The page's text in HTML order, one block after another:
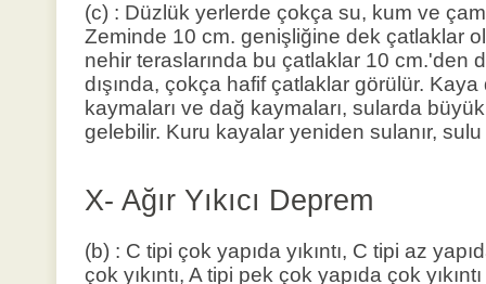
(c) : Düzlük yerlerde çokça su, kum ve
Zeminde 10 cm. genişliğine dek çatlaklar
nehir teraslarında bu çatlaklar 10 cm.'den
dışında, çokça hafif çatlaklar görülür.
kaymaları ve dağ kaymaları, sularda
gelebilir. Kuru kayalar yeniden sulanır,
X- Ağır Yıkıcı Deprem
(b) : C tipi çok yapıda yıkıntı, C tipi az
çok yıkıntı, A tipi pek çok yapıda çok